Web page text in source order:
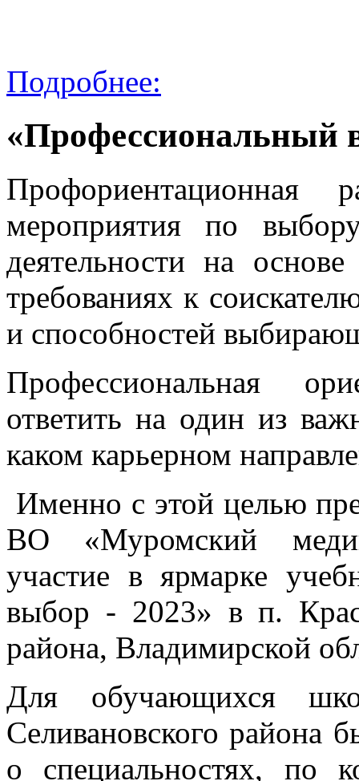
Подробнее:
«Профессиональный
Профориентационная
мероприятия по
деятельности на
требованиях к
и способностей
Профессиональная
ответить на один из
каком карьерном
Именно с этой целью
ВО «Муромский
участие в ярмарке
выбор - 2023» в п.
района, Владимирской
Для обучающихся
Селивановского района
о специальностях, по